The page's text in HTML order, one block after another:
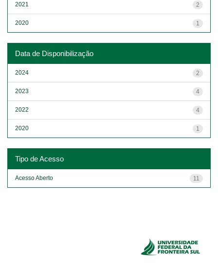
2
2021
1
2020
Data de Disponibilização
2
2024
4
2023
4
2022
1
2020
Tipo de Acesso
11
Acesso Aberto